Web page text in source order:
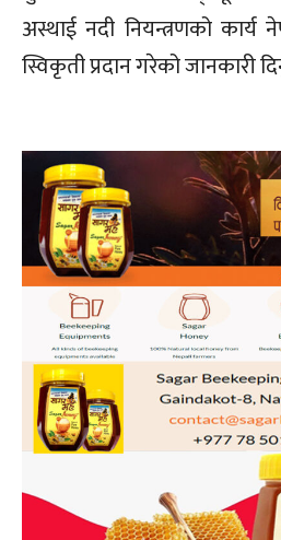
अस्थाई नदी नियन्त्रणको कार्य
स्विकृती प्रदान गरेको जानकारी